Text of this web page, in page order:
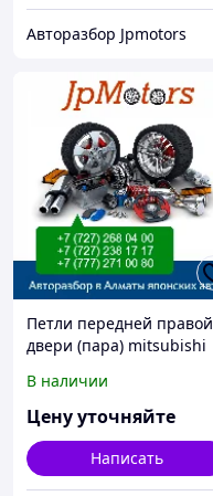
Авторазбор Jpmotors
Петли передней правой
двери (пара) mitsubishi
В наличии
Цену уточняйте
Написать